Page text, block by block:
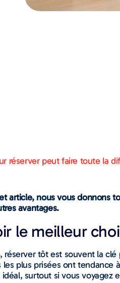
réserver peut faire toute la
article, nous vous donnons
avantages.
le meilleur
tôt est souvent la
plus prisées ont tendance
surtout si vous voyagez